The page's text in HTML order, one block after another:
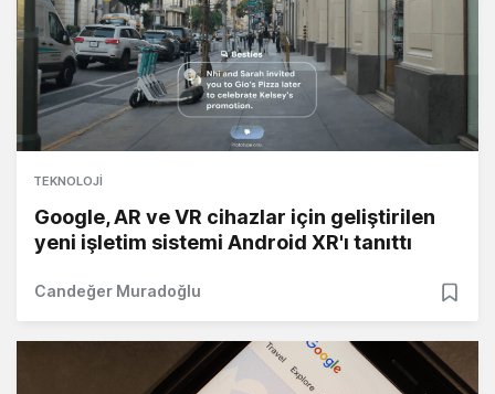
TEKNOLOJI
Google, AR ve VR cihazlar için geliştirilen
yeni işletim sistemi Android XR'ı tanıttı
Candeğer Muradoğlu